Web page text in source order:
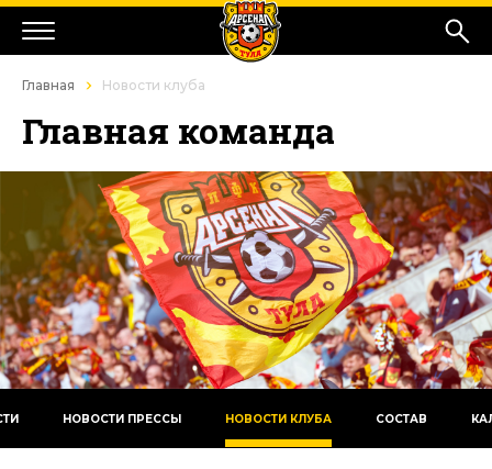
Главная Новости клуба
Главная команда
НОВОСТИ ПРЕССЫ НОВОСТИ КЛУБА СОСТАВ